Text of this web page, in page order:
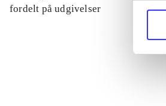
fordelt på udgivelser